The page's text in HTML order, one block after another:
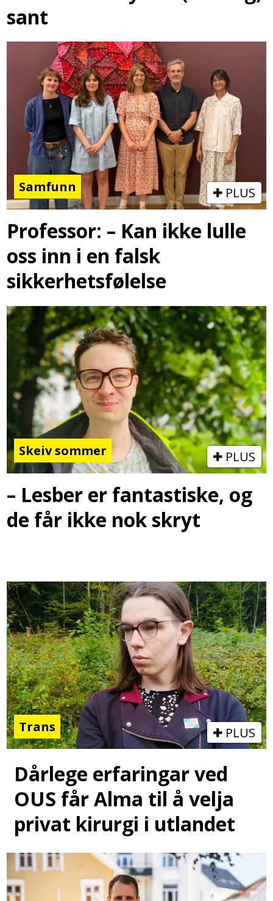
sant
Samfunn PLUS
Professor: – Kan ikke lulle
oss inn i en falsk
sikkerhetsfølelse
Skeiv sommer PLUS
– Lesber er fantastiske, og
de får ikke nok skryt
Trans PLUS
Dårlege erfaringar ved
OUS får Alma til å velja
privat kirurgi i utlandet